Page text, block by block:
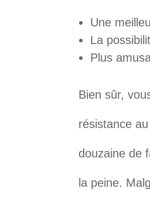
Une
La
Plus
Bien sûr,
résistance
douzaine de
la peine.